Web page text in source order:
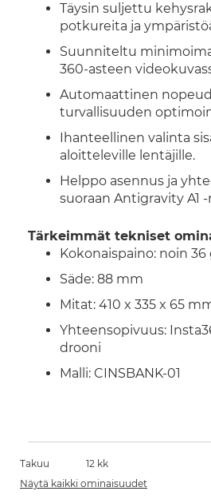
Täysin suljettu
potkureita ja
Suunniteltu
360-asteen
Automaattinen
turvallisuuden
Ihanteellinen valinta
aloitteleville lentäjille.
Helppo asennus ja
suoraan Antigravity A1
Tärkeimmät tekniset
Kokonaispaino: noin 36
Säde: 88 mm
Mitat: 410 x 335 x 65
Yhteensopivuus:
drooni
Malli: CINSBANK-01
Takuu
12 kk
Näytä kaikki ominaisuudet